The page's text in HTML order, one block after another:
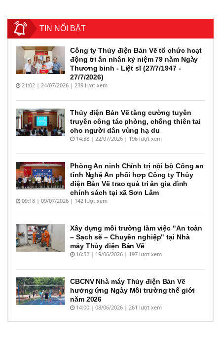
TIN NỔI BẬT
Công ty Thủy điện Bản Vẽ tổ chức hoạt
động tri ân nhân kỷ niệm 79 năm Ngày
Thương binh - Liệt sĩ (27/7/1947 -
27/7/2026)
21:02 | 24/07/2026 | 239 lượt xem
Thủy điện Bản Vẽ tăng cường tuyên
truyền công tác phòng, chống thiên tai
cho người dân vùng hạ du
14:38 | 22/07/2026 | 196 lượt xem
Phòng An ninh Chính trị nội bộ Công an
tỉnh Nghệ An phối hợp Công ty Thủy
điện Bản Vẽ trao quà tri ân gia đình
chính sách tại xã Sơn Lâm
09:18 | 09/07/2026 | 142 lượt xem
Xây dựng môi trường làm việc "An toàn
– Sạch sẽ – Chuyên nghiệp" tại Nhà
máy Thủy điện Bản Vẽ
16:52 | 19/06/2026 | 197 lượt xem
CBCNV Nhà máy Thủy điện Bản Vẽ
hưởng ứng Ngày Môi trường thế giới
năm 2026
14:00 | 08/06/2026 | 261 lượt xem